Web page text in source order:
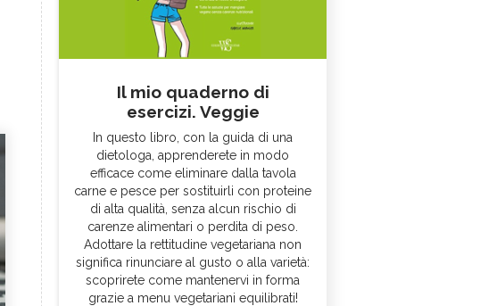
Il mio quaderno di
esercizi. Veggie
In questo libro, con la guida di una
dietologa, apprenderete in modo
efficace come eliminare dalla tavola
carne e pesce per sostituirli con proteine
di alta qualità, senza alcun rischio di
carenze alimentari o perdita di peso.
Adottare la rettitudine vegetariana non
significa rinunciare al gusto o alla varietà:
scoprirete come mantenervi in forma
grazie a menu vegetariani equilibrati!